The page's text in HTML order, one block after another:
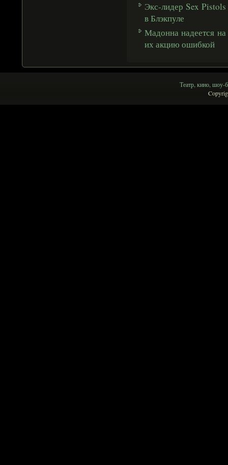
Экс-лидер Sex
в Блэкпуле
Мадонна надеется
их акцию ошибкой
Театр, кино, шоу-